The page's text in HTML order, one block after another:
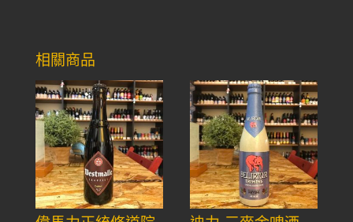
相關商品